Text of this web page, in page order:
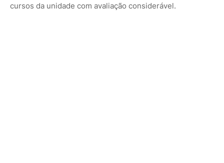
cursos da unidade com avaliação considerável.